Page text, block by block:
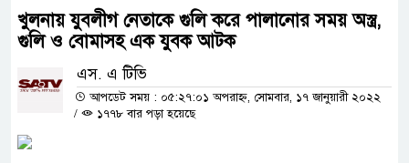
খুলনায় যুবলীগ নেতাকে গুলি করে পালানোর সময় অস্ত্র,
গুলি ও বোমাসহ এক যুবক আটক
এস. এ টিভি
আপডেট সময় : ০৫:২৭:০১ অপরাহ্ন, সোমবার, ১৭ জানুয়ারী ২০২২
/
১৭৭৮ বার পড়া হয়েছে